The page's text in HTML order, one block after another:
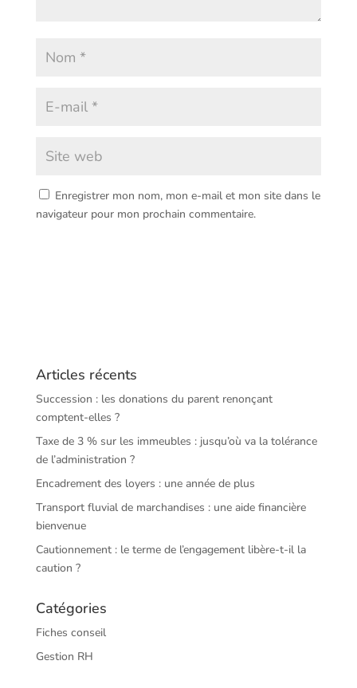
Enregistrer mon nom, mon e-mail et mon site dans le
navigateur pour mon prochain commentaire.
Articles récents
Succession : les donations du parent renonçant
comptent-elles ?
Taxe de 3 % sur les immeubles : jusqu’où va la tolérance
de l’administration ?
Encadrement des loyers : une année de plus
Transport fluvial de marchandises : une aide financière
bienvenue
Cautionnement : le terme de l’engagement libère-t-il la
caution ?
Catégories
Fiches conseil
Gestion RH